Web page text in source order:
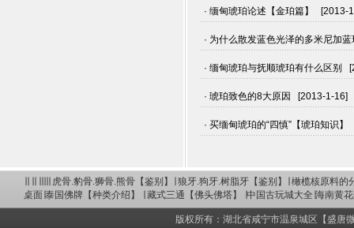
· 缅甸琥珀论述【金珀篇】 [2013-
· 为什么散发蓝色光泽的多米尼加
· 缅甸琥珀与抚顺琥珀有什么区别
· 琥珀致色的8大原因 [2013-1-16]
· 买缅甸琥珀的“四慎”【琥珀知识
虎骨.豹骨.狮骨.熊骨【鉴别】 狼牙.狗牙.树脂牙【鉴别】
橄榄核原料的
桌面 泰国佛牌【种类介绍】 藏式三通【佛头佛塔】 中国古玩城大全 海南黄
版权所有：湖北省咸宁市温泉城区【盛唐